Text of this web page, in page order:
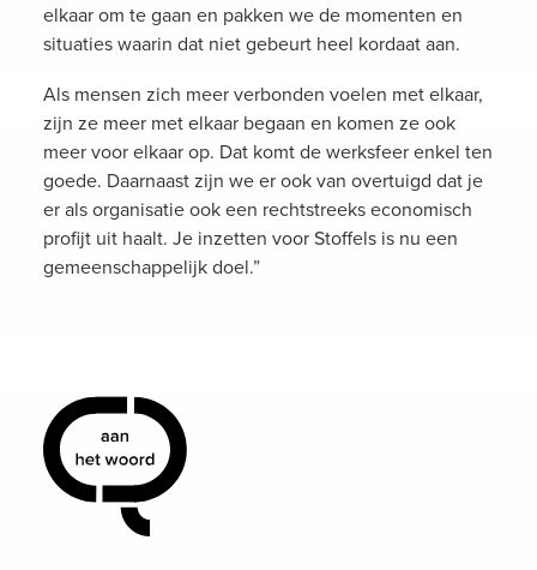
elkaar om te gaan en pakken we de momenten en
situaties waarin dat niet gebeurt heel kordaat aan.
Als mensen zich meer verbonden voelen met elkaar,
zijn ze meer met elkaar begaan en komen ze ook
meer voor elkaar op. Dat komt de werksfeer enkel ten
goede. Daarnaast zijn we er ook van overtuigd dat je
er als organisatie ook een rechtstreeks economisch
profijt uit haalt. Je inzetten voor Stoffels is nu een
gemeenschappelijk doel.”